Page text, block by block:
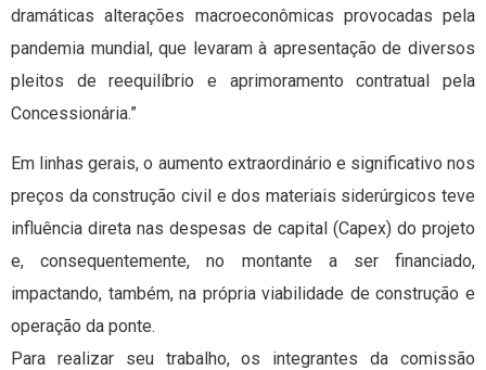
dramáticas alterações macroeconômicas provocadas pela
pandemia mundial, que levaram à apresentação de diversos
pleitos de reequilíbrio e aprimoramento contratual pela
Concessionária.”
Em linhas gerais, o aumento extraordinário e significativo nos
preços da construção civil e dos materiais siderúrgicos teve
influência direta nas despesas de capital (Capex) do projeto
e, consequentemente, no montante a ser financiado,
impactando, também, na própria viabilidade de construção e
operação da ponte.
Para realizar seu trabalho, os integrantes da comissão